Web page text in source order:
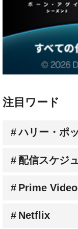
注目ワード
ハリー・ポ
配信スケジ
Prime Video
Netflix